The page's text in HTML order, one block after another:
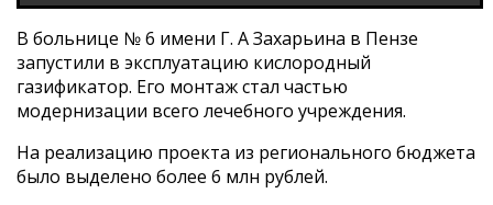
В больнице № 6 имени Г. А Захарьина в Пензе
запустили в эксплуатацию кислородный
газификатор. Его монтаж стал частью
модернизации всего лечебного учреждения.
На реализацию проекта из регионального бюджета
было выделено более 6 млн рублей.